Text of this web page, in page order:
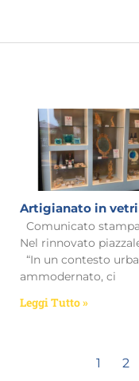
Artigianato in
Comunicato
Nel rinnovato
“In un contesto
ammodernato, ci
Leggi Tutto »
1 2